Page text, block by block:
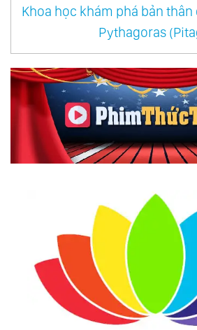
32.
Đừng Mắc Kẹt Trong Quá Khứ
Bàn Về Chữ ‘Trung’
35.Đừng Bỏ Rơi Chính Mình
36.Bình Tĩnh Sống
37.Trật Tự Nội Tâm
38.
Động Lực Sống
39.Tại Sao Chúng Ta Hay Bỏ
Hạnh Phúc Giá Bao Nhiêu?
Làm Giàu Và Luật Chơi
Thấy Rõ, Liền Buông
44.
Dọn Tâm
45.Ức Chế Tâm
Để Làm Gì?
Khoa học khám phá bản
Pythagoras